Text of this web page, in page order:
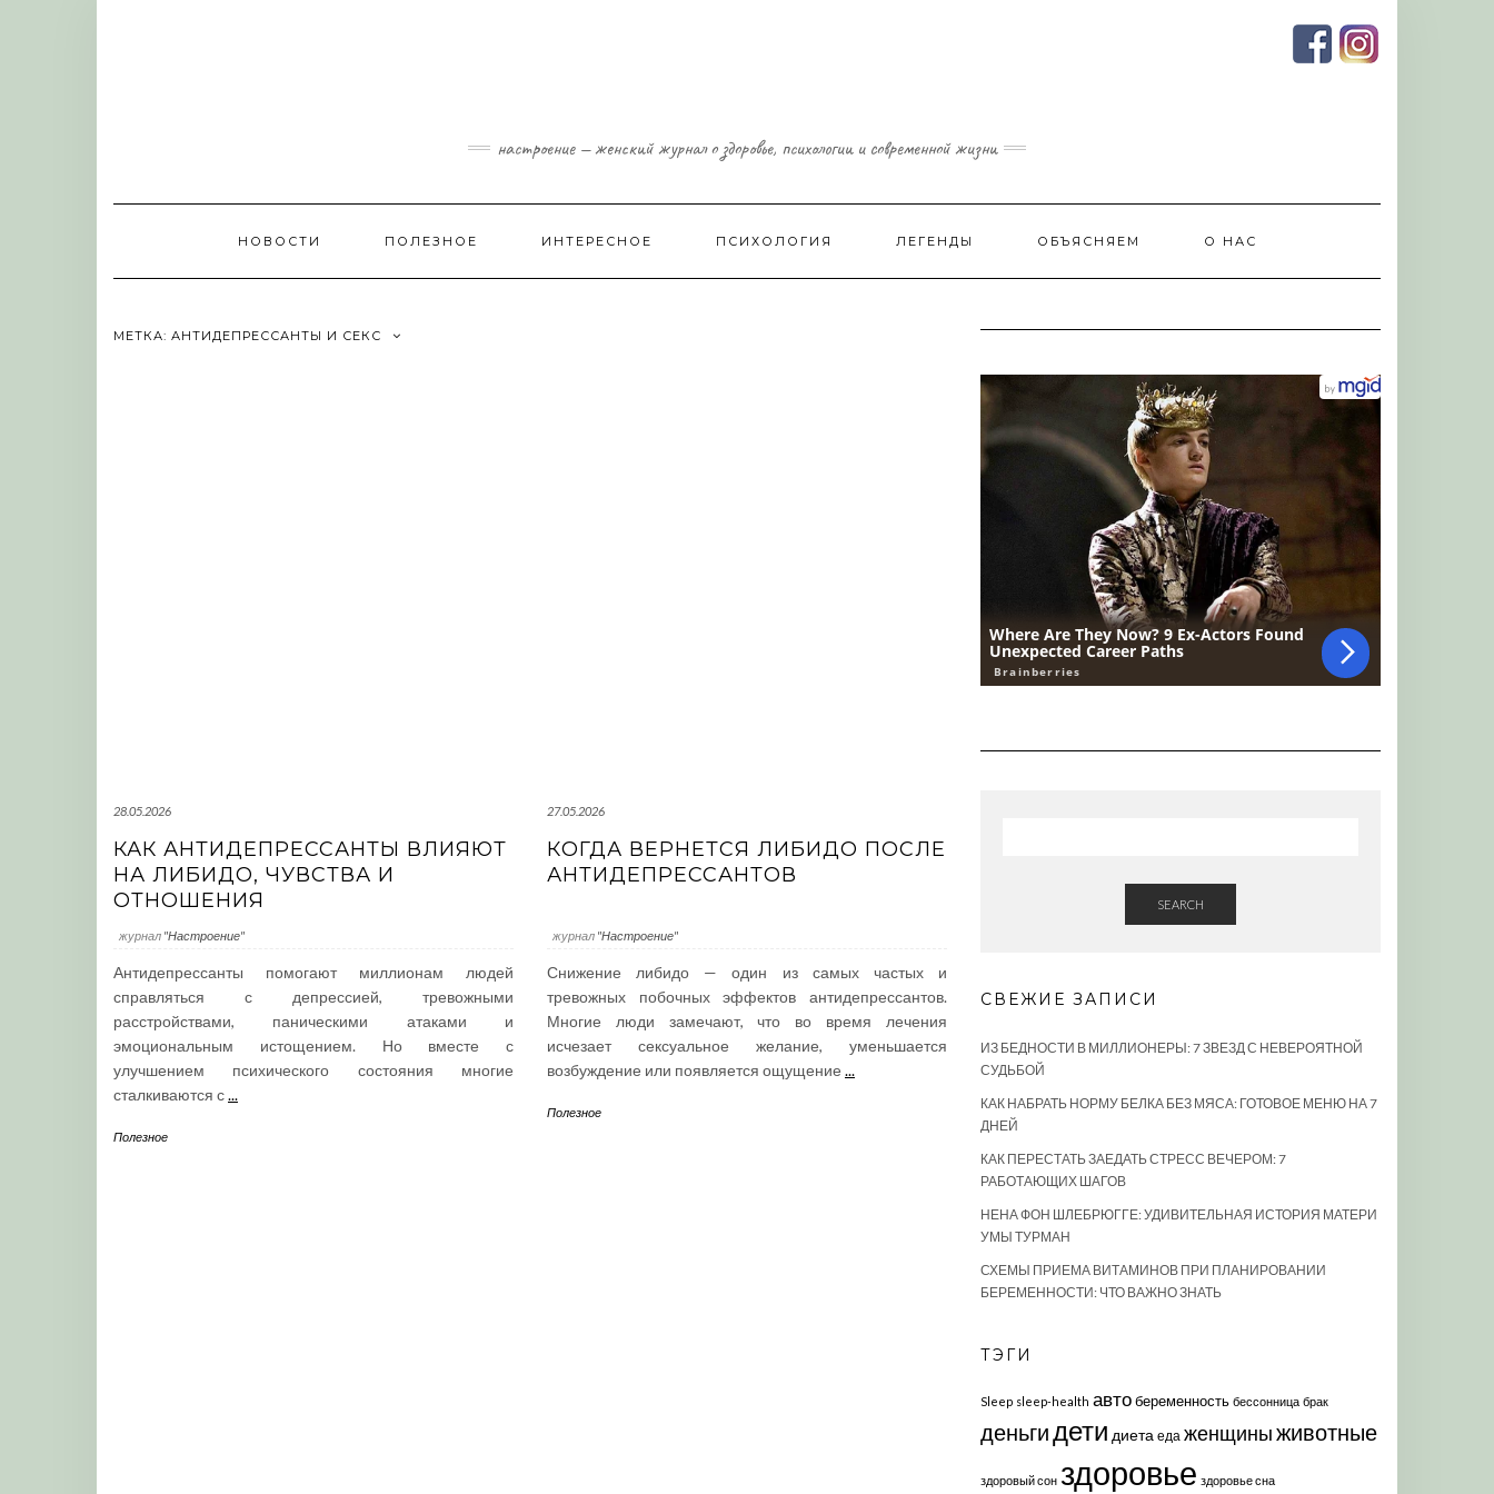
настроение — женский журнал о здоровье, психологии и современной жизни
НОВОСТИ ПОЛЕЗНОЕ ИНТЕРЕСНОЕ ПСИХОЛОГИЯ ЛЕГЕНДЫ ОБЪЯСНЯЕМ О НАС
МЕТКА: АНТИДЕПРЕССАНТЫ И СЕКС
28.05.2026
КАК АНТИДЕПРЕССАНТЫ ВЛИЯЮТ
НА ЛИБИДО, ЧУВСТВА И
ОТНОШЕНИЯ
журнал "Настроение"
Антидепрессанты помогают миллионам людей
справляться с депрессией, тревожными
расстройствами, паническими атаками и
эмоциональным истощением. Но вместе с
улучшением психического состояния многие
сталкиваются с...
Полезное
27.05.2026
КОГДА ВЕРНЕТСЯ ЛИБИДО ПОСЛЕ
АНТИДЕПРЕССАНТОВ
журнал "Настроение"
Снижение либидо — один из самых частых и
тревожных побочных эффектов антидепрессантов.
Многие люди замечают, что во время лечения
исчезает сексуальное желание, уменьшается
возбуждение или появляется ощущение ...
Полезное
SEARCH
СВЕЖИЕ ЗАПИСИ
ИЗ БЕДНОСТИ В МИЛЛИОНЕРЫ: 7 ЗВЕЗД С НЕВЕРОЯТНОЙ
СУДЬБОЙ
КАК НАБРАТЬ НОРМУ БЕЛКА БЕЗ МЯСА: ГОТОВОЕ МЕНЮ НА 7
ДНЕЙ
КАК ПЕРЕСТАТЬ ЗАЕДАТЬ СТРЕСС ВЕЧЕРОМ: 7
РАБОТАЮЩИХ ШАГОВ
НЕНА ФОН ШЛЕБРЮГГЕ: УДИВИТЕЛЬНАЯ ИСТОРИЯ МАТЕРИ
УМЫ ТУРМАН
СХЕМЫ ПРИЕМА ВИТАМИНОВ ПРИ ПЛАНИРОВАНИИ
БЕРЕМЕННОСТИ: ЧТО ВАЖНО ЗНАТЬ
ТЭГИ
Sleep sleep-health автобеременность бессонница брак
деньгидети диета еда женщиныживотные
здоровый сон здоровье здоровье сна